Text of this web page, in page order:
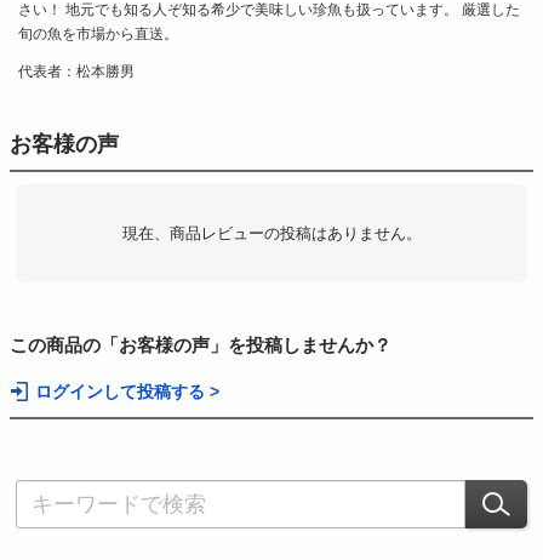
さい！ 地元でも知る人ぞ知る希少で美味しい珍魚も扱っています。 厳選した
旬の魚を市場から直送。
代表者：松本勝男
お客様の声
現在、商品レビューの投稿はありません。
この商品の「お客様の声」を投稿しませんか？
ログインして投稿する >